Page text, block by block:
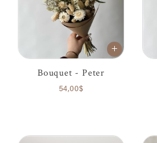
Bouquet - Peter
54,00$